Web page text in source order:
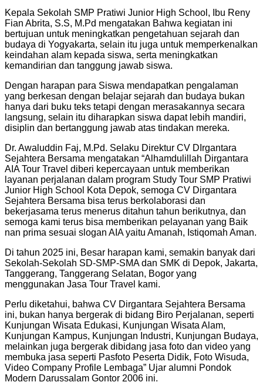
Kepala Sekolah SMP Pratiwi Junior High School, Ibu Reny
Fian Abrita, S.S, M.Pd mengatakan Bahwa kegiatan ini
bertujuan untuk meningkatkan pengetahuan sejarah dan
budaya di Yogyakarta, selain itu juga untuk memperkenalkan
keindahan alam kepada siswa, serta meningkatkan
kemandirian dan tanggung jawab siswa.
Dengan harapan para Siswa mendapatkan pengalaman
yang berkesan dengan belajar sejarah dan budaya bukan
hanya dari buku teks tetapi dengan merasakannya secara
langsung, selain itu diharapkan siswa dapat lebih mandiri,
disiplin dan bertanggung jawab atas tindakan mereka.
Dr. Awaluddin Faj, M.Pd. Selaku Direktur CV DIrgantara
Sejahtera Bersama mengatakan “Alhamdulillah Dirgantara
AIA Tour Travel diberi kepercayaan untuk memberikan
layanan perjalanan dalam program Study Tour SMP Pratiwi
Junior High School Kota Depok, semoga CV Dirgantara
Sejahtera Bersama bisa terus berkolaborasi dan
bekerjasama terus menerus ditahun tahun berikutnya, dan
semoga kami terus bisa memberikan pelayanan yang Baik
nan prima sesuai slogan AIA yaitu Amanah, Istiqomah Aman.
Di tahun 2025 ini, Besar harapan kami, semakin banyak dari
Sekolah-Sekolah SD-SMP-SMA dan SMK di Depok, Jakarta,
Tanggerang, Tanggerang Selatan, Bogor yang
menggunakan Jasa Tour Travel kami.
Perlu diketahui, bahwa CV Dirgantara Sejahtera Bersama
ini, bukan hanya bergerak di bidang Biro Perjalanan, seperti
Kunjungan Wisata Edukasi, Kunjungan Wisata Alam,
Kunjungan Kampus, Kunjungan Industri, Kunjungan Budaya,
melainkan juga bergerak dibidang jasa foto dan video yang
membuka jasa seperti Pasfoto Peserta Didik, Foto Wisuda,
Video Company Profile Lembaga” Ujar alumni Pondok
Modern Darussalam Gontor 2006 ini.